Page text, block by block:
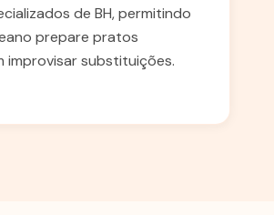
de BH, permitindo
prepare pratos
improvisar substituições.